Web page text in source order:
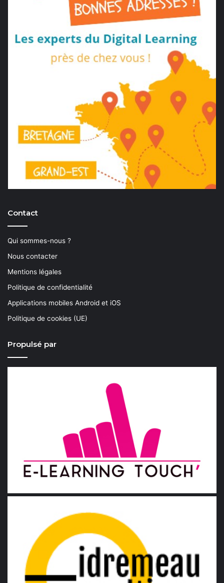
Contact
Qui sommes-nous ?
Nous contacter
Mentions légales
Politique de confidentialité
Applications mobiles Android et iOS
Politique de cookies (UE)
Propulsé par